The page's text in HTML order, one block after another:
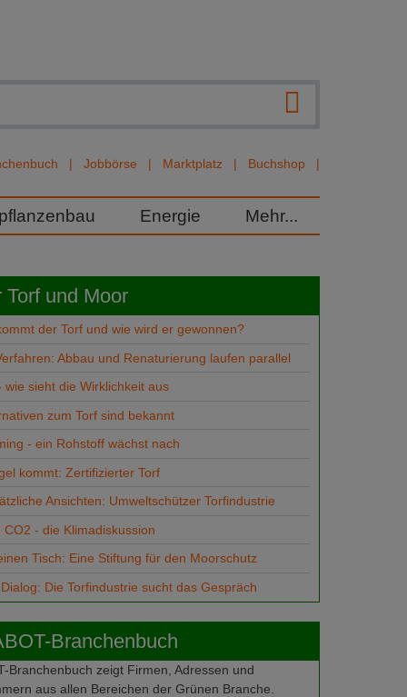
Jobbörse Marktplatz Buchshop
Energie Mehr...
Torf und Moor
der Torf und wie wird er gewonnen?
Abbau und Renaturierung laufen parallel
wie sieht die Wirklichkeit aus
zum Torf sind bekannt
- ein Rohstoff wächst nach
kommt: Zertifizierter Torf
Ansichten: Umweltschützer Torfindustrie
CO2 - die Klimadiskussion
Tisch: Eine Stiftung für den Moorschutz
Die Torfindustrie sucht das Gespräch
Branchenbuch
Branchenbuch zeigt Firmen, Adressen und
aus allen Bereichen der Grünen Branche.